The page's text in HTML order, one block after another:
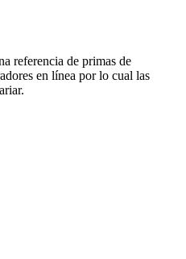
referencia de primas de
en línea por lo cual las